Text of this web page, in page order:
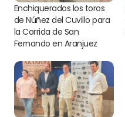
Enchiquerados los toros
de Núñez del Cuvillo para
la Corrida de San
Fernando en Aranjuez